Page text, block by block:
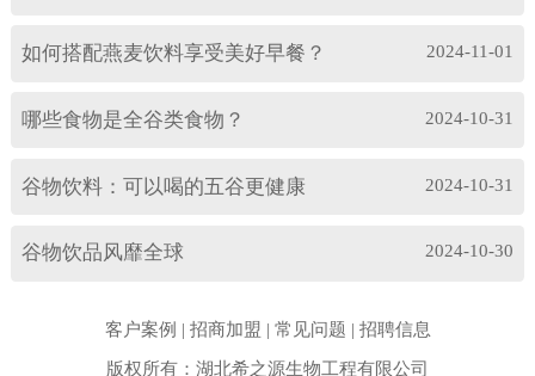
2024-11-01
如何搭配燕麦饮料享受美好早餐？
2024-10-31
哪些食物是全谷类食物？
2024-10-31
谷物饮料：可以喝的五谷更健康
2024-10-30
谷物饮品风靡全球
客户案例 | 招商加盟 | 常见问题 | 招聘信息
版权所有：湖北希之源生物工程有限公司